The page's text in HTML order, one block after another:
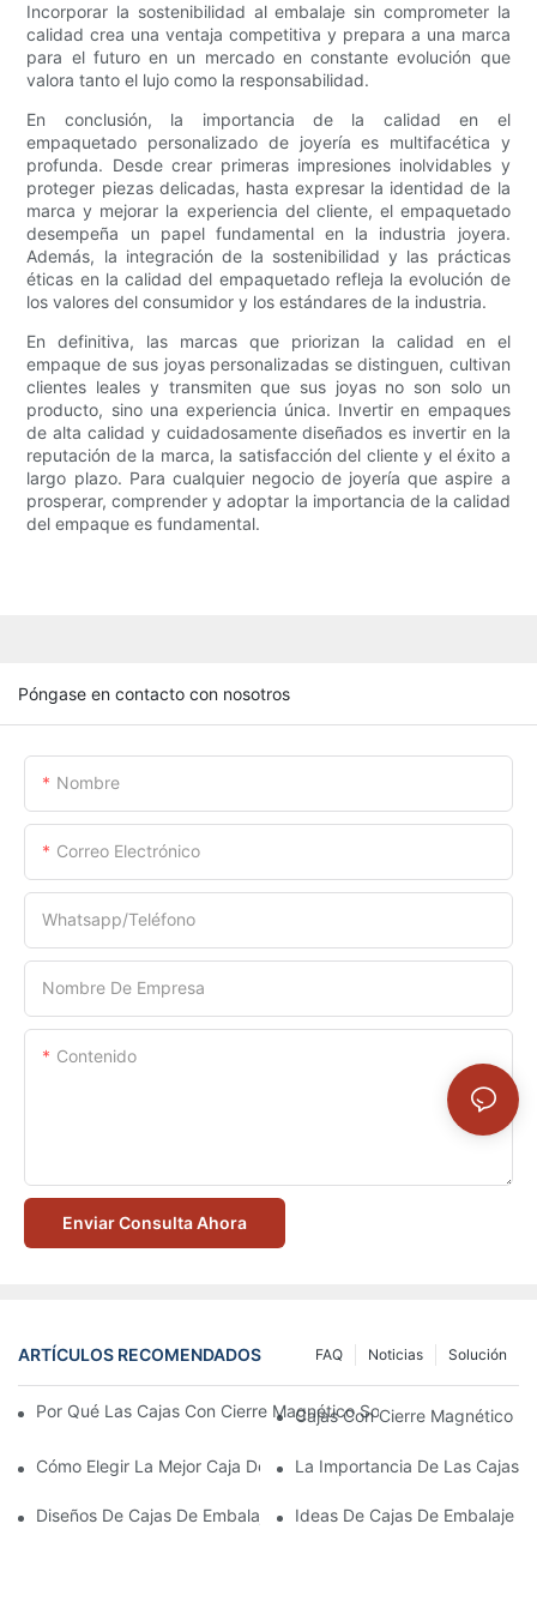
Incorporar la sostenibilidad al embalaje sin comprometer la
calidad crea una ventaja competitiva y prepara a una marca
para el futuro en un mercado en constante evolución que
valora tanto el lujo como la responsabilidad.
En conclusión, la importancia de la calidad en el
empaquetado personalizado de joyería es multifacética y
profunda. Desde crear primeras impresiones inolvidables y
proteger piezas delicadas, hasta expresar la identidad de la
marca y mejorar la experiencia del cliente, el empaquetado
desempeña un papel fundamental en la industria joyera.
Además, la integración de la sostenibilidad y las prácticas
éticas en la calidad del empaquetado refleja la evolución de
los valores del consumidor y los estándares de la industria.
En definitiva, las marcas que priorizan la calidad en el
empaque de sus joyas personalizadas se distinguen, cultivan
clientes leales y transmiten que sus joyas no son solo un
producto, sino una experiencia única. Invertir en empaques
de alta calidad y cuidadosamente diseñados es invertir en la
reputación de la marca, la satisfacción del cliente y el éxito a
largo plazo. Para cualquier negocio de joyería que aspire a
prosperar, comprender y adoptar la importancia de la calidad
del empaque es fundamental.
Póngase en contacto con nosotros
Nombre
Correo Electrónico
Whatsapp/Teléfono
Nombre De Empresa
Contenido
Enviar Consulta Ahora
ARTÍCULOS RECOMENDADOS Solución
Noticias
FAQ
Por Qué Las Cajas Con Cierre Magnético Son La Mejor Opción
Cajas Con Cierre Magnético
Cómo Elegir La Mejor Caja De Embalaje Para Productos De
La Importancia De Las Cajas
Diseños De Cajas De Embalaje Para Productos De Cuidado
Ideas De Cajas De Embalaje